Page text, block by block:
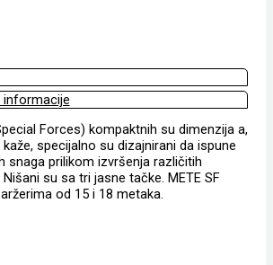
informacije
Forces) kompaktnih su dimenzija a,
specijalno su dizajnirani da ispune
snaga prilikom izvršenja različitih
su sa tri jasne tačke. METE SF
od 15 i 18 metaka.